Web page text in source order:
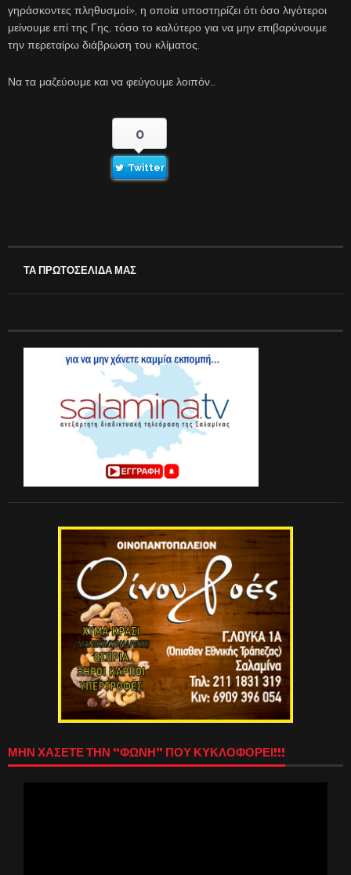
γηράσκοντες πληθυσμοί», η οποία υποστηρίζει ότι όσο λιγότεροι
μείνουμε επί της Γης, τόσο το καλύτερο για να μην επιβαρύνουμε
την περεταίρω διάβρωση του κλίματος.
Να τα μαζεύουμε και να φεύγουμε λοιπόν…
0
Twitter
ΤΑ ΠΡΩΤΟΣΕΛΙΔΑ ΜΑΣ
ΜΗΝ ΧΑΣΕΤΕ ΤΗΝ “ΦΩΝΗ” ΠΟΥ ΚΥΚΛΟΦΟΡΕΙ!!!